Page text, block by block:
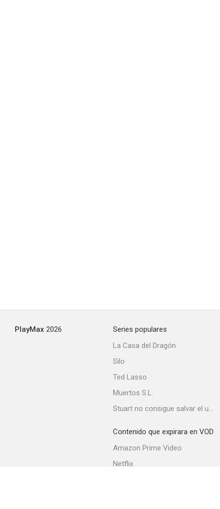
PlayMax 2026
Series populares
La Casa del Dragón
Silo
Ted Lasso
Muertos S.L.
Stuart no consigue salvar el universo
Contenido que expirara en VOD
Amazon Prime Video
Netflix